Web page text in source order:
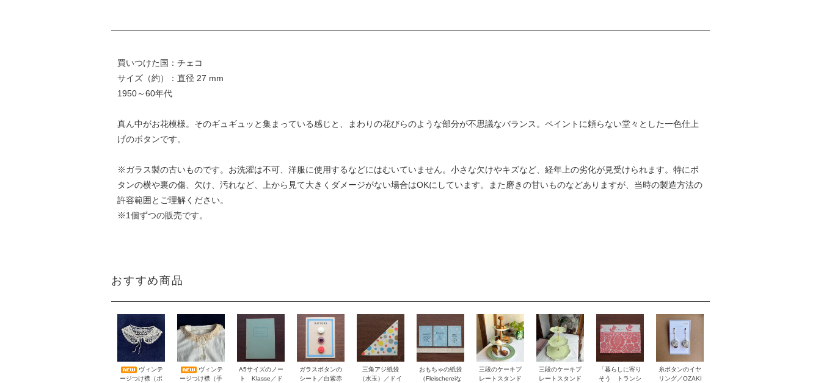
買いつけた国：チェコ
サイズ（約）：直径 27 mm
1950～60年代
真ん中がお花模様。そのギュギュッと集まっている感じと、まわりの花びらのような部分が不思議なバランス。ペイントに頼らない堂々とした一色仕上
げのボタンです。
※ガラス製の古いものです。お洗濯は不可、洋服に使用するなどにはむいていません。小さな欠けやキズなど、経年上の劣化が見受けられます。特にボ
タンの横や裏の傷、欠け、汚れなど、上から見て大きくダメージがない場合はOKにしています。また磨きの甘いものなどありますが、当時の製造方法の
許容範囲とご理解ください。
※1個ずつの販売です。
おすすめ商品
ヴィンテ
ージつけ襟（ボ
ヴィンテ
ージつけ襟（手
A5サイズのノー
ト Klasse／ド
ガラスボタンの
シート／白紫赤
三角アジ紙袋
（水玉）／ドイ
おもちゃの紙袋
（Fleischereiな
三段のケーキプ
レートスタンド
三段のケーキプ
レートスタンド
「暮らしに寄り
そう トランシ
糸ボタンのイヤ
リング／OZAKI